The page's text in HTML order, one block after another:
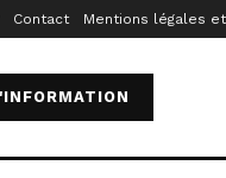
Contact Mentions légales et